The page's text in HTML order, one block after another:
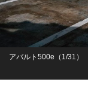
アバルト500e（1/31）